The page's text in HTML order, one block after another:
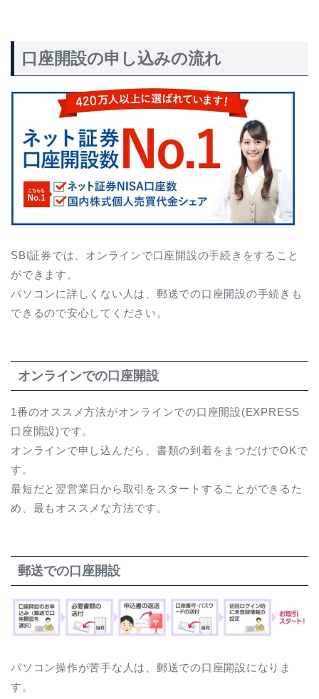
口座開設の申し込みの流れ
SBI証券では、オンラインで口座開設の手続きをすること
ができます。
パソコンに詳しくない人は、郵送での口座開設の手続きも
できるので安心してください。
オンラインでの口座開設
1番のオススメ方法がオンラインでの口座開設(EXPRESS
口座開設)です。
オンラインで申し込んだら、書類の到着をまつだけでOKで
す。
最短だと翌営業日から取引をスタートすることができるた
め、最もオススメな方法です。
郵送での口座開設
パソコン操作が苦手な人は、郵送での口座開設になりま
す。